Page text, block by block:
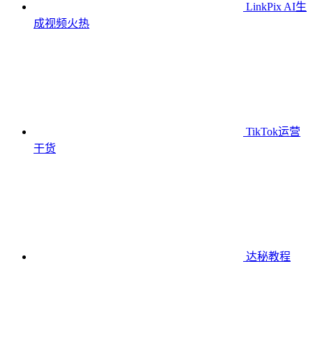
LinkPix AI生
成视频火热
TikTok运营
干货
达秘教程